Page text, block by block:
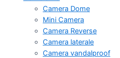
Camera Dome
Mini Camera
Camera Reverse
Camera laterale
Camera vandalproof